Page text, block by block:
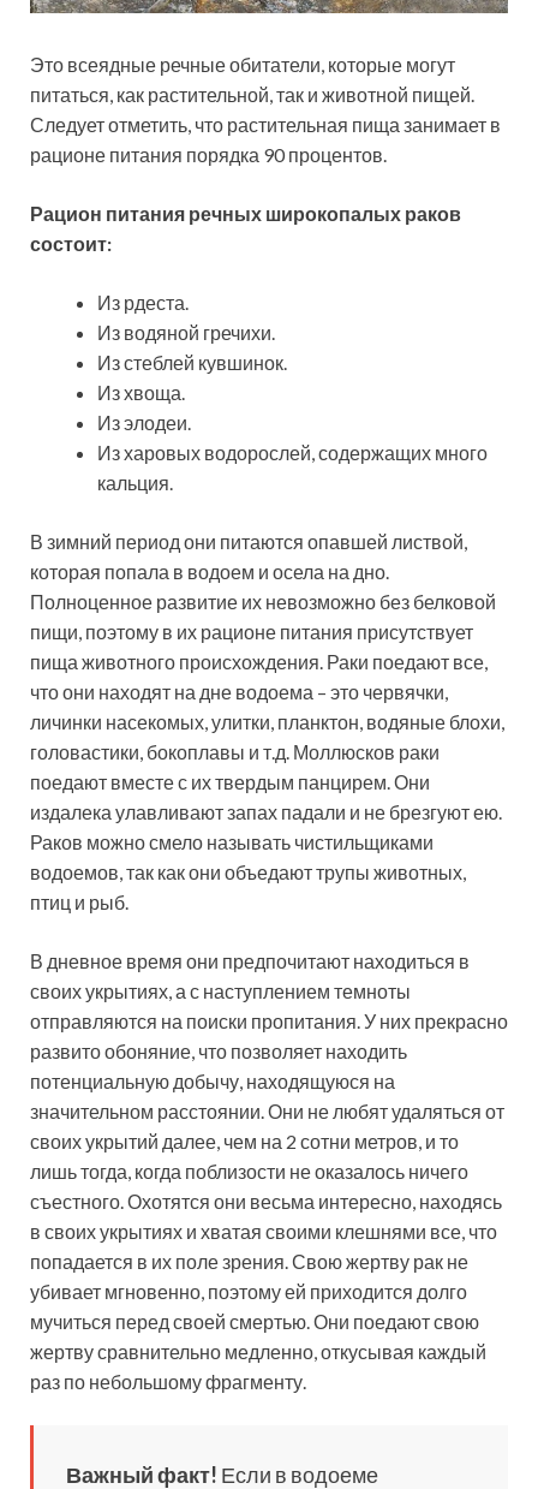
Это всеядные речные обитатели, которые могут
питаться, как растительной, так и животной пищей.
Следует отметить, что растительная пища занимает в
рационе питания порядка 90 процентов.
Рацион питания речных широкопалых раков
состоит:
Из рдеста.
Из водяной гречихи.
Из стеблей кувшинок.
Из хвоща.
Из элодеи.
Из харовых водорослей, содержащих много
кальция.
В зимний период они питаются опавшей листвой,
которая попала в водоем и осела на дно.
Полноценное развитие их невозможно без белковой
пищи, поэтому в их рационе питания присутствует
пища животного происхождения. Раки поедают все,
что они находят на дне водоема – это червячки,
личинки насекомых, улитки, планктон, водяные блохи,
головастики, бокоплавы и т.д. Моллюсков раки
поедают вместе с их твердым панцирем. Они
издалека улавливают запах падали и не брезгуют ею.
Раков можно смело называть чистильщиками
водоемов, так как они объедают трупы животных,
птиц и рыб.
В дневное время они предпочитают находиться в
своих укрытиях, а с наступлением темноты
отправляются на поиски пропитания. У них прекрасно
развито обоняние, что позволяет находить
потенциальную добычу, находящуюся на
значительном расстоянии. Они не любят удаляться от
своих укрытий далее, чем на 2 сотни метров, и то
лишь тогда, когда поблизости не оказалось ничего
съестного. Охотятся они весьма интересно, находясь
в своих укрытиях и хватая своими клешнями все, что
попадается в их поле зрения. Свою жертву рак не
убивает мгновенно, поэтому ей приходится долго
мучиться перед своей смертью. Они поедают свою
жертву сравнительно медленно, откусывая каждый
раз по небольшому фрагменту.
Важный факт! Если в водоеме